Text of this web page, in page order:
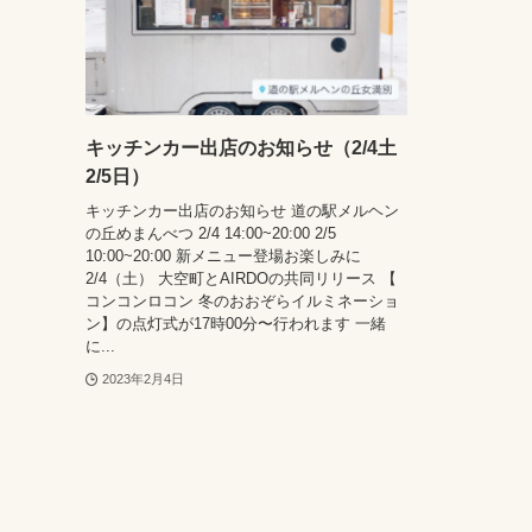
キッチンカー出店のお知らせ（2/4土
2/5日）
キッチンカー出店のお知らせ 道の駅メルヘン
の丘めまんべつ 2/4 14:00~20:00 2/5
10:00~20:00 新メニュー登場お楽しみに
2/4（土） 大空町とAIRDOの共同リリース 【
コンコンロコン 冬のおおぞらイルミネーショ
ン】の点灯式が17時00分〜行われます 一緒
に...
2023年2月4日